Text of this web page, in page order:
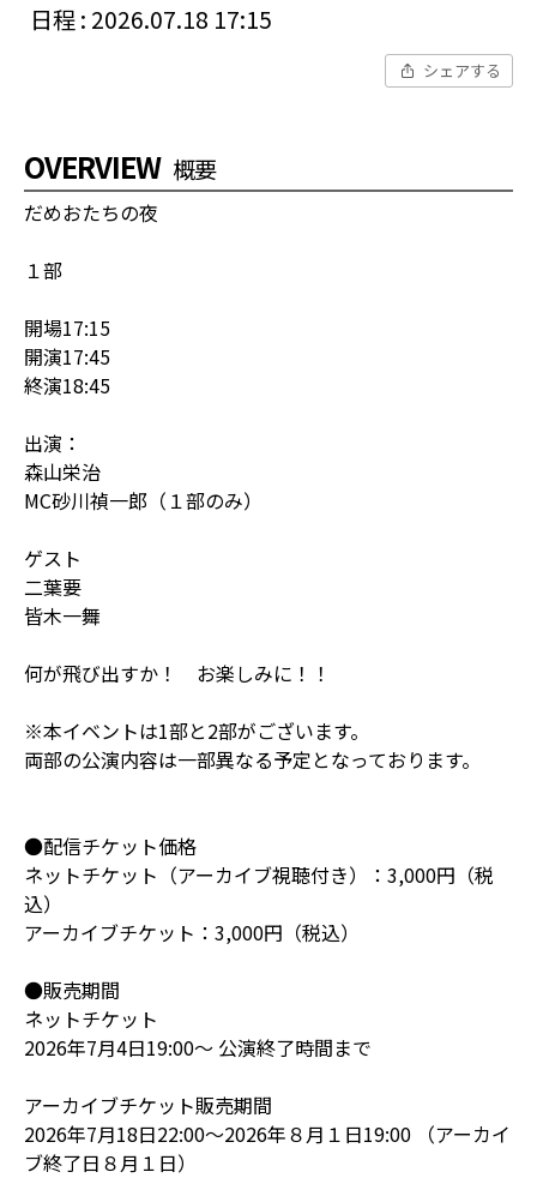
日程 : 2026.07.18 17:15
シェアする
OVERVIEW 概要
だめおたちの夜
１部
開場17:15
開演17:45
終演18:45
出演：
森山栄治
MC砂川禎一郎（１部のみ）
ゲスト
二葉要
皆木一舞
何が飛び出すか！ お楽しみに！！
※本イベントは1部と2部がございます。
両部の公演内容は一部異なる予定となっております。
●配信チケット価格
ネットチケット（アーカイブ視聴付き）：3,000円（税
込）
アーカイブチケット：3,000円（税込）
●販売期間
ネットチケット
2026年7月4日19:00～ 公演終了時間まで
アーカイブチケット販売期間
2026年7月18日22:00～2026年８月１日19:00 （アーカイ
ブ終了日８月１日）